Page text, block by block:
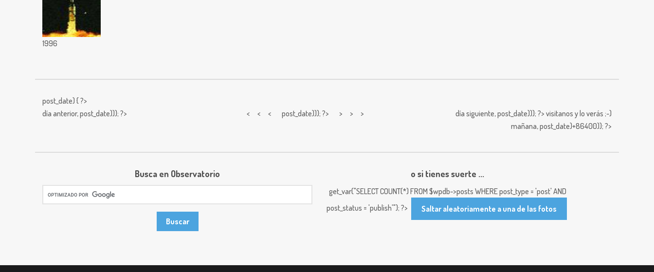
1996
post_date) { ?>
día anterior,post_date))); ?> < < < post_date))); ?> > > > día siguiente,post_date))); ?> visitanos y lo verás ;-)
mañana,post_date)+86400)); ?>
Busca en Observatorio o si tienes suerte ...
get_var("SELECT COUNT(*) FROM $wpdb->posts WHERE post_type = 'post' AND
post_status = 'publish'"); ?>
Saltar aleatoriamente a una de las fotos